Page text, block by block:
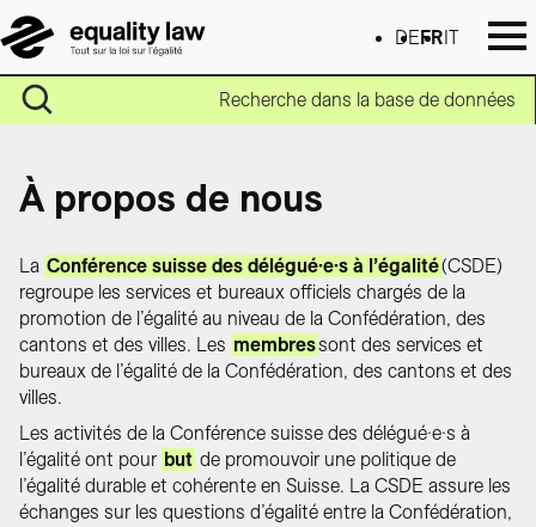
DE FR IT
Recherche dans la base de données
À propos de nous
La Conférence suisse des délégué·e·s à l’égalité(CSDE)
regroupe les services et bureaux officiels chargés de la
promotion de l’égalité au niveau de la Confédération, des
cantons et des villes. Les membressont des services et
bureaux de l’égalité de la Confédération, des cantons et des
villes.
Les activités de la Conférence suisse des délégué·e·s à
l’égalité ont pour but de promouvoir une politique de
l’égalité durable et cohérente en Suisse. La CSDE assure les
échanges sur les questions d’égalité entre la Confédération,